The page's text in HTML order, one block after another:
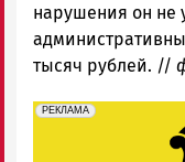
нарушения он не
тысяч рублей. //
erid: 2SDnjeFymr3
РЕКЛАМА
Реклама